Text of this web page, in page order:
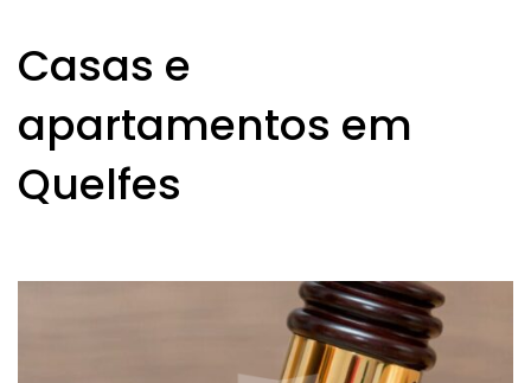
Casas e
apartamentos em
Quelfes